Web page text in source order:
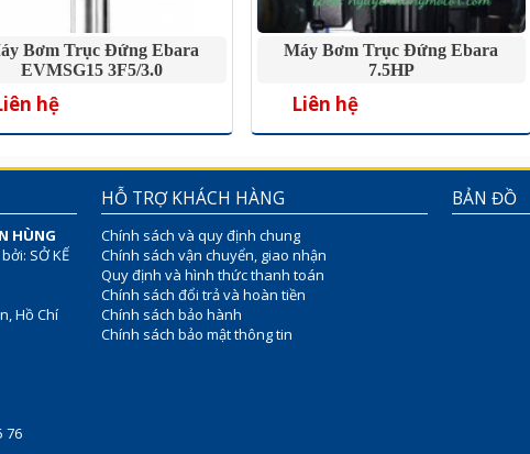
Bơm Trục Đứng Ebara
EVMSG15 3F5/3.0
hệ
Máy Bơm Trục Đứng Ebara
7.5HP
Liên hệ
HÙNG
SỞ KẾ
Hồ Chí
76
HỖ TRỢ KHÁCH HÀNG
Chính sách và quy định chung
Chính sách vận chuyển, giao nhận
Quy định và hình thức thanh toán
Chính sách đổi trả và hoàn tiền
Chính sách bảo hành
Chính sách bảo mật thông tin
BẢN ĐỒ